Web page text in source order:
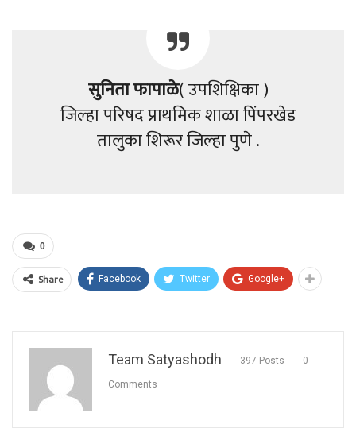
सुनिता फापाळे( उपशिक्षिका )
जिल्हा परिषद प्राथमिक शाळा पिंपरखेड
तालुका शिरूर जिल्हा पुणे .
0
Share Facebook Twitter Google+
Team Satyashodh 397 Posts 0
Comments